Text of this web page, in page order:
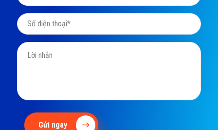
Gửi ngay